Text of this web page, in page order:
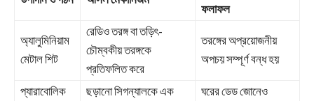
ফলাফল
অ্যালুমিনিয়াম
মেটাল শিট
রেডিও তরঙ্গ বা তড়িৎ-
চৌম্বকীয় তরঙ্গকে
প্রতিফলিত করে
তরঙ্গের অপ্রয়োজনীয়
অপচয় সম্পূর্ণ বন্ধ হয়
প্যারাবোলিক
ছড়ানো সিগন্যালকে এক
ঘরের ডেড জোনেও